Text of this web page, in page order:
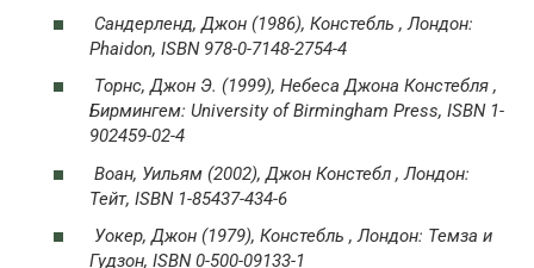
Сандерленд, Джон (1986), Констебль , Лондон:
Phaidon, ISBN 978-0-7148-2754-4
Торнс, Джон Э. (1999), Небеса Джона Констебля ,
Бирмингем: University of Birmingham Press, ISBN 1-
902459-02-4
Воан, Уильям (2002), Джон Констебл , Лондон:
Тейт, ISBN 1-85437-434-6
Уокер, Джон (1979), Констебль , Лондон: Темза и
Гудзон, ISBN 0-500-09133-1